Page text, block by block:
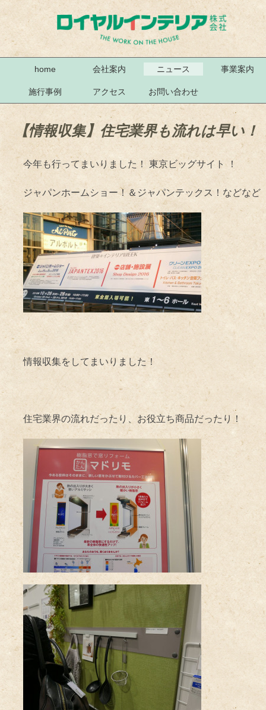
home 会社案内 ニュース 事業案内
施行事例 アクセス お問い合わせ
【情報収集】住宅業界も流れは早い！
今年も行ってまいりました！ 東京ビッグサイト ！
ジャパンホームショー！＆ジャパンテックス！などなど
情報収集をしてまいりました！
住宅業界の流れだったり、お役立ち商品だったり！